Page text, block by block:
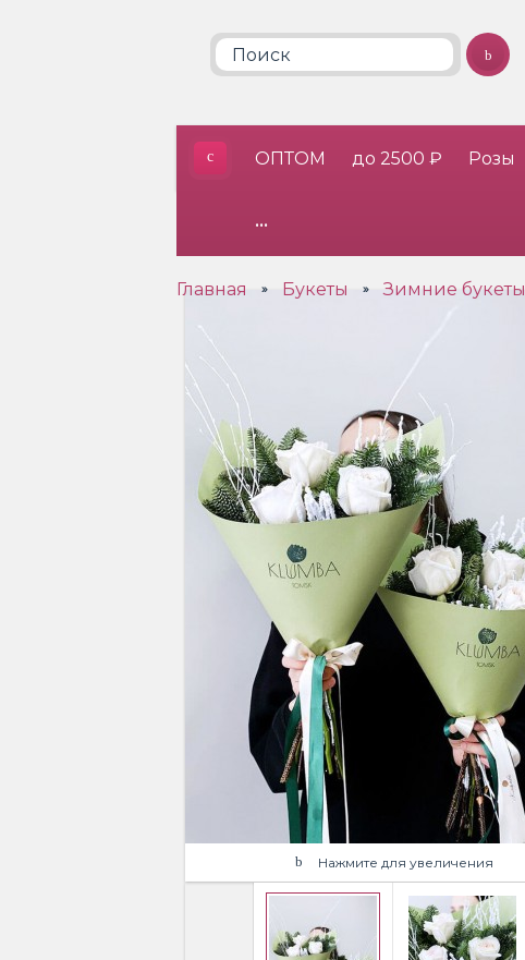
ОПТОМ до 2500 ₽ Розы
•••
Главная » Букеты » Зимние букеты
Нажмите для увеличения